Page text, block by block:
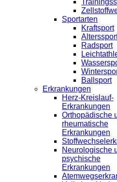
Sportarten
Kraftsport
Radsport
Ballsport
Erkrankungen
Herz-Kreislauf-
Erkrankungen
Orthopädische
rheumatische
Erkrankungen
Neurologische
psychische
Erkrankungen